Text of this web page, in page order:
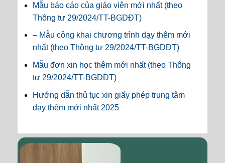
Mẫu báo cáo của giáo viên mới nhất (theo
Thông tư 29/2024/TT-BGDĐT)
– Mẫu công khai chương trình dạy thêm mới
nhất (theo Thông tư 29/2024/TT-BGDĐT)
Mẫu đơn xin học thêm mới nhất (theo Thông
tư 29/2024/TT-BGDĐT)
Hướng dẫn thủ tục xin giấy phép trung tâm
dạy thêm mới nhất 2025